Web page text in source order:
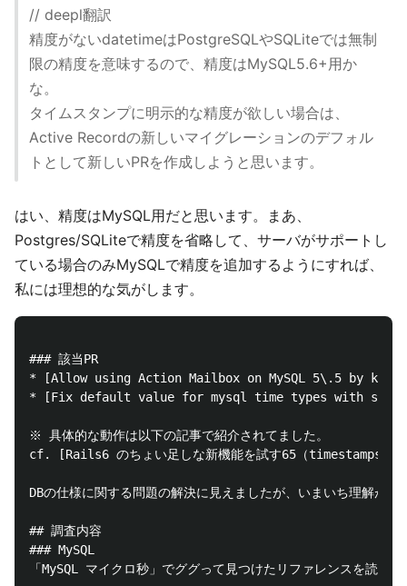
// deepl翻訳
精度がないdatetimeはPostgreSQLやSQLiteでは無制
限の精度を意味するので、精度はMySQL5.6+用か
な。
タイムスタンプに明示的な精度が欲しい場合は、
Active Recordの新しいマイグレーションのデフォル
トとして新しいPRを作成しようと思います。
はい、精度はMySQL用だと思います。まあ、
Postgres/SQLiteで精度を省略して、サーバがサポートし
ている場合のみMySQLで精度を追加するようにすれば、
私には理想的な気がします。
### 該当PR
* [Allow using Action Mailbox on MySQL 5\.5 by
* [Fix default value for mysql time types with
※ 具体的な動作は以下の記事で紹介されてました。
cf. [Rails6 のちょい足しな新機能を試す65（
DBの仕様に関する問題の解決に見えましたが、いまいち理解が
## 調査内容
### MySQL
「MySQL マイクロ秒」でググって見つけたリファレンスを読ん